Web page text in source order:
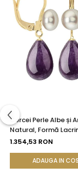
Cercei Perle Albe și
Natural, Formă
Galben 14K - Model
1.354,53 RON
ADAUGA IN COS